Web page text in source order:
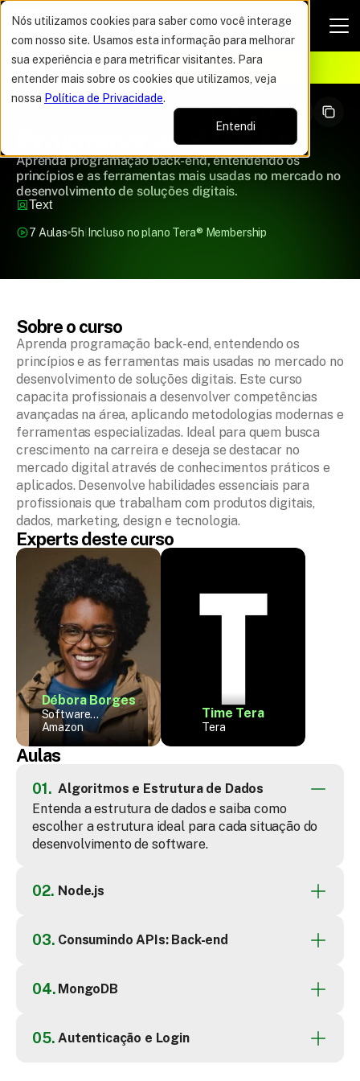
Nós utilizamos cookies para saber como você interage
com nosso site. Usamos esta informação para melhorar
sua experiência e para metrificar visitantes. Para
entender mais sobre os cookies que utilizamos, veja
nossa Política de Privacidade.
Entendi
OFERTA DO ANO VAGAS POR TEMPO LIMITADO
Programação Back-End
Aprenda programação back-end, entendendo os
princípios e as ferramentas mais usadas no mercado no
desenvolvimento de soluções digitais.
Text
7 Aulas 5h Incluso no plano Tera® Membership
Sobre o curso
Aprenda programação back-end, entendendo os
princípios e as ferramentas mais usadas no mercado no
desenvolvimento de soluções digitais. Este curso
capacita profissionais a desenvolver competências
avançadas na área, aplicando metodologias modernas e
ferramentas especializadas. Ideal para quem busca
crescimento na carreira e deseja se destacar no
mercado digital através de conhecimentos práticos e
aplicados. Desenvolve habilidades essenciais para
profissionais que trabalham com produtos digitais,
dados, marketing, design e tecnologia.
Experts deste curso
Débora Borges
Software
Development
Amazon
Time Tera
Tera
Aulas
01. Algoritmos e Estrutura de Dados
Entenda a estrutura de dados e saiba como
escolher a estrutura ideal para cada situação do
desenvolvimento de software.
02. Node.js
03. Consumindo APIs: Back-end
04. MongoDB
05. Autenticação e Login